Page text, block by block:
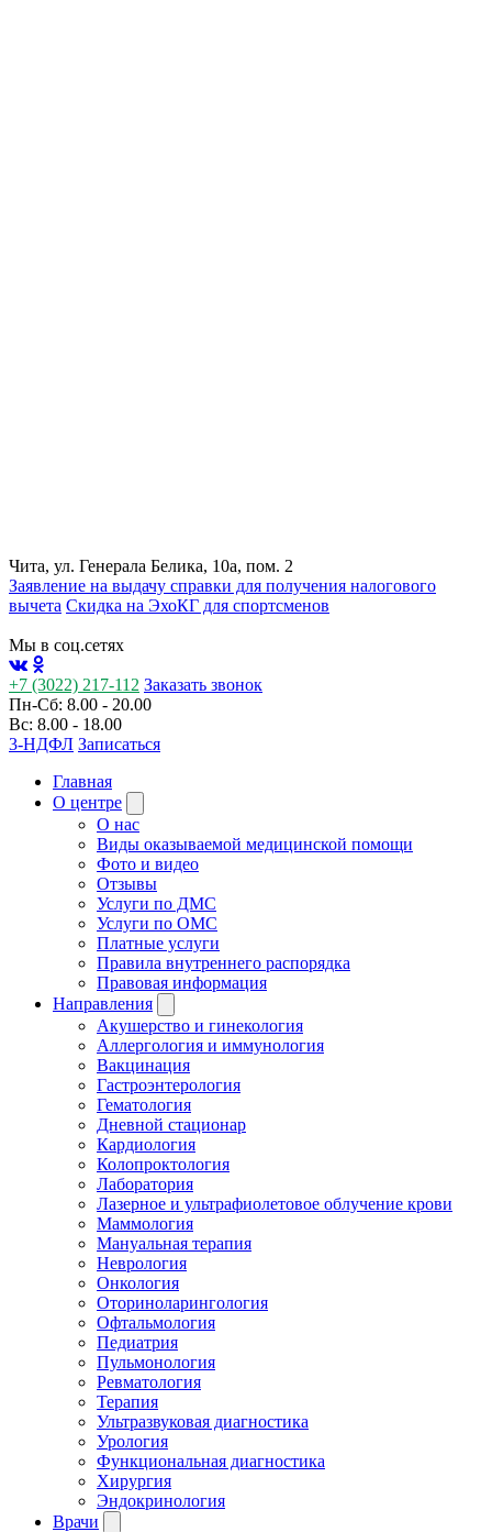
Чита, ул. Генерала Белика, 10а, пом. 2
Заявление на выдачу справки для получения налогового
вычета Cкидка на ЭхоКГ для спортсменов
Мы в соц.сетях
+7 (3022) 217-112 Заказать звонок
Пн-Сб: 8.00 - 20.00
Вс: 8.00 - 18.00
3-НДФЛ Записаться
Главная
О центре
О нас
Виды оказываемой медицинской помощи
Фото и видео
Отзывы
Услуги по ДМС
Услуги по ОМС
Платные услуги
Правила внутреннего распорядка
Правовая информация
Направления
Акушерство и гинекология
Аллергология и иммунология
Вакцинация
Гастроэнтерология
Гематология
Дневной стационар
Кардиология
Колопроктология
Лаборатория
Лазерное и ультрафиолетовое облучение крови
Маммология
Мануальная терапия
Неврология
Онкология
Оториноларингология
Офтальмология
Педиатрия
Пульмонология
Ревматология
Терапия
Ультразвуковая диагностика
Урология
Функциональная диагностика
Хирургия
Эндокринология
Врачи